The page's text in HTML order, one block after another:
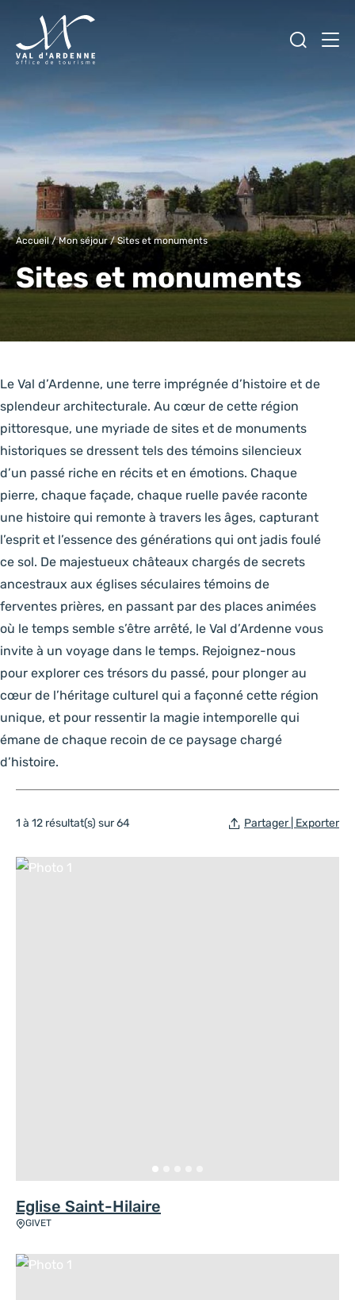
Accueil/Mon séjour/Sites et monuments
Sites et monuments
Le Val d’Ardenne, une terre imprégnée d’histoire et de
splendeur architecturale. Au cœur de cette région
pittoresque, une myriade de sites et de monuments
historiques se dressent tels des témoins silencieux
d’un passé riche en récits et en émotions. Chaque
pierre, chaque façade, chaque ruelle pavée raconte
une histoire qui remonte à travers les âges, capturant
l’esprit et l’essence des générations qui ont jadis foulé
ce sol. De majestueux châteaux chargés de secrets
ancestraux aux églises séculaires témoins de
ferventes prières, en passant par des places animées
où le temps semble s’être arrêté, le Val d’Ardenne vous
invite à un voyage dans le temps. Rejoignez-nous
pour explorer ces trésors du passé, pour plonger au
cœur de l’héritage culturel qui a façonné cette région
unique, et pour ressentir la magie intemporelle qui
émane de chaque recoin de ce paysage chargé
d’histoire.
1 à 12 résultat(s) sur 64 Partager | Exporter
Eglise Saint-Hilaire
GIVET
Photo 1
Photo 1